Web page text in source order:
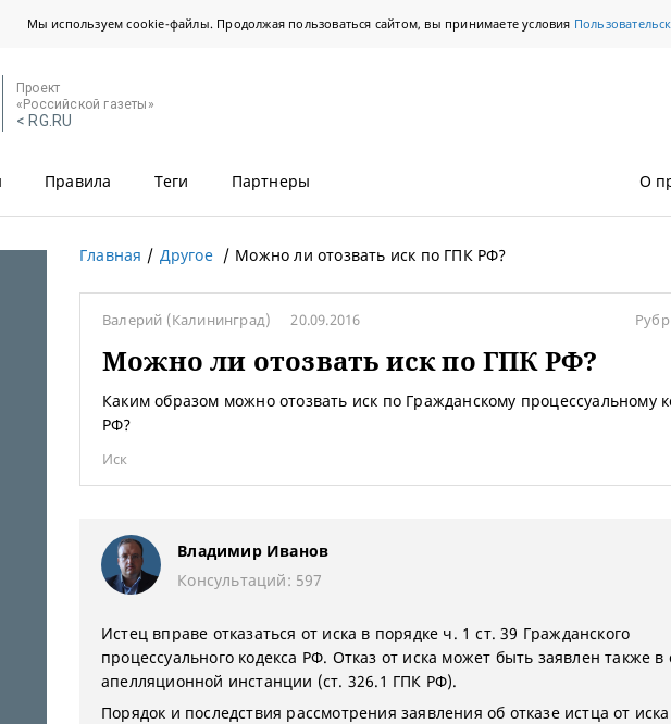
Мы используем cookie-файлы. Продолжая пользоваться сайтом, вы принимаете условия
Проект
«Российской газеты»
< RG.RU
Правила Теги Партнеры О
Главная Другое Можно ли отозвать иск по ГПК РФ?
Валерий (Калининград) 20.09.2016
Можно ли отозвать иск по ГПК РФ?
Каким образом можно отозвать иск по Гражданскому процессуальному
РФ?
Иск
Владимир Иванов
Консультаций: 597
Истец вправе отказаться от иска в порядке ч. 1 ст. 39 Гражданского
процессуального кодекса РФ. Отказ от иска может быть заявлен также в
апелляционной инстанции (ст. 326.1 ГПК РФ).
Порядок и последствия рассмотрения заявления об отказе истца от иска